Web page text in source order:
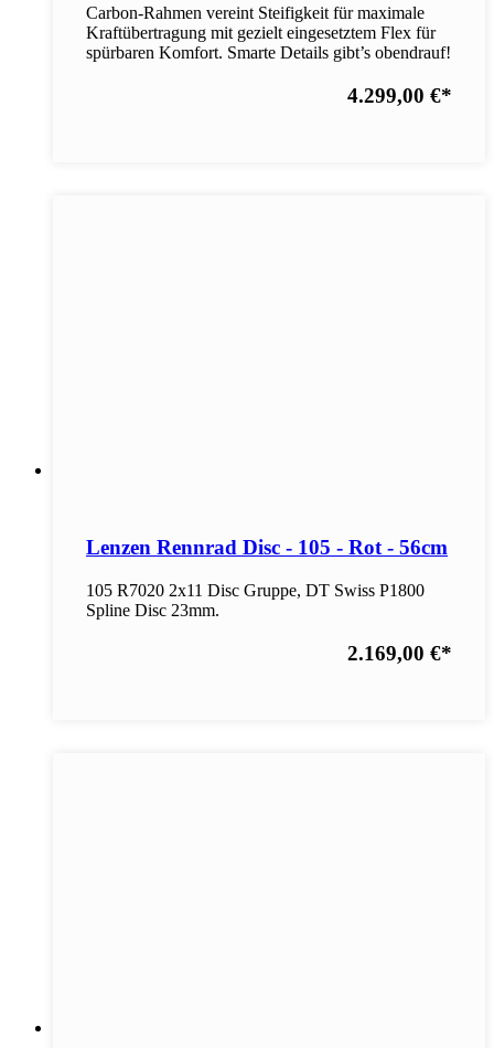
Carbon-Rahmen vereint Steifigkeit für maximale
Kraftübertragung mit gezielt eingesetztem Flex für
spürbaren Komfort. Smarte Details gibt’s obendrauf!
4.299,00 €*
Lenzen Rennrad Disc - 105 - Rot - 56cm
105 R7020 2x11 Disc Gruppe, DT Swiss P1800
Spline Disc 23mm.
2.169,00 €*